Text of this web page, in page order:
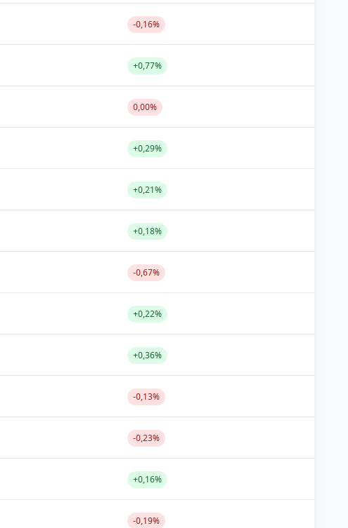
-0,16%
+0,77%
0,00%
+0,29%
+0,21%
+0,18%
-0,67%
+0,22%
+0,36%
-0,13%
-0,23%
+0,16%
-0,19%